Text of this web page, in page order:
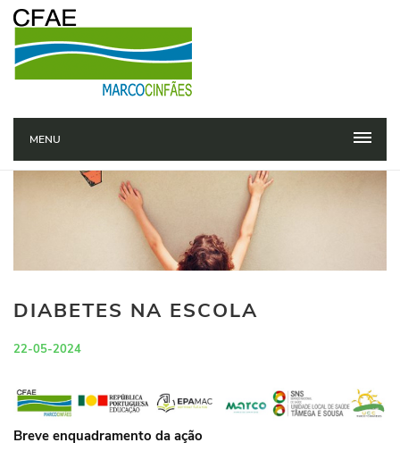
MENU
DIABETES NA ESCOLA
22-05-2024
Breve enquadramento da ação